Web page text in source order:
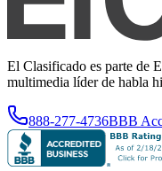
El Clasificado es parte de
multimedia líder de habla
888-277-4736BBB